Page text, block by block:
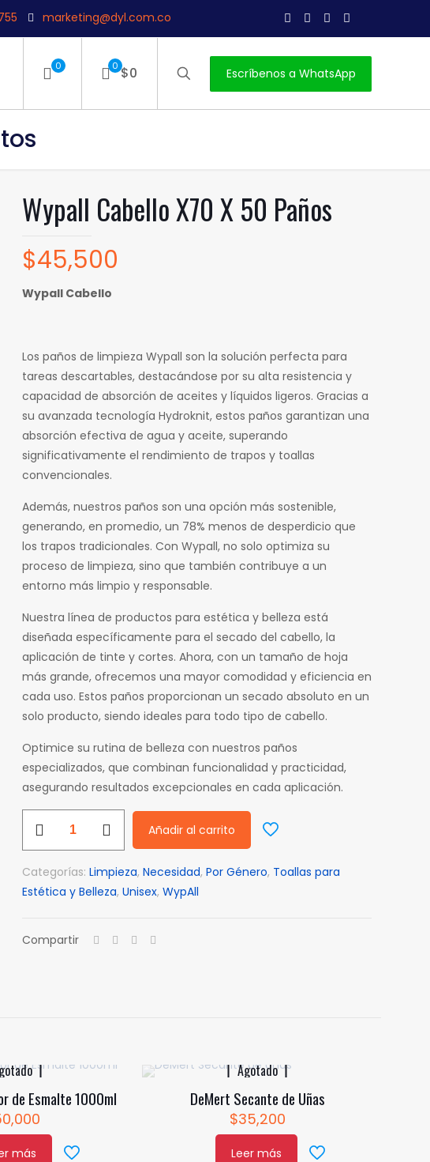
marketing@dyl.com.co
0 0 $0 Escríbenos a WhatsApp
Wypall Cabello X70 X 50 Paños
$45,500
Wypall Cabello
Los paños de limpieza Wypall son la solución perfecta para
tareas descartables, destacándose por su alta resistencia y
capacidad de absorción de aceites y líquidos ligeros. Gracias a
su avanzada tecnología Hydroknit, estos paños garantizan una
absorción efectiva de agua y aceite, superando
significativamente el rendimiento de trapos y toallas
convencionales.
Además, nuestros paños son una opción más sostenible,
generando, en promedio, un 78% menos de desperdicio que
los trapos tradicionales. Con Wypall, no solo optimiza su
proceso de limpieza, sino que también contribuye a un
entorno más limpio y responsable.
Nuestra línea de productos para estética y belleza está
diseñada específicamente para el secado del cabello, la
aplicación de tinte y cortes. Ahora, con un tamaño de hoja
más grande, ofrecemos una mayor comodidad y eficiencia en
cada uso. Estos paños proporcionan un secado absoluto en un
solo producto, siendo ideales para todo tipo de cabello.
Optimice su rutina de belleza con nuestros paños
especializados, que combinan funcionalidad y practicidad,
asegurando resultados excepcionales en cada aplicación.
Cabello
X
50
cantidad
Añadir al carrito
Categorías: Limpieza, Necesidad, Por Género, Toallas para
Estética y Belleza, Unisex, WypAll
Compartir
de Esmalte 1000ml
más
Agotado
DeMert Secante de Uñas
$35,200
Leer más